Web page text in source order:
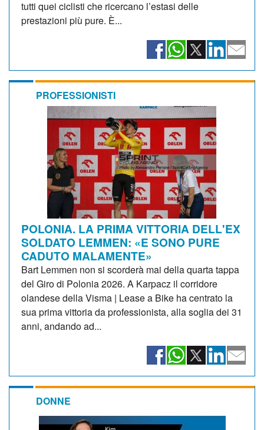
tutti quei ciclisti che ricercano l’estasi delle
prestazioni più pure. È...
PROFESSIONISTI
POLONIA. LA PRIMA VITTORIA DELL'EX
SOLDATO LEMMEN: «E SONO PURE
CADUTO MALAMENTE»
Bart Lemmen non si scorderà mai della quarta tappa
del Giro di Polonia 2026. A Karpacz il corridore
olandese della Visma | Lease a Bike ha centrato la
sua prima vittoria da professionista, alla soglia dei 31
anni, andando ad...
DONNE